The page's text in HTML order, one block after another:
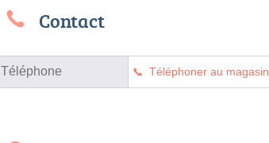
Contact
Téléphone Téléphoner au magasin